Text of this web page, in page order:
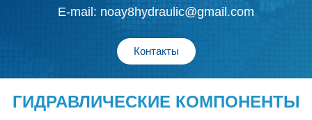
E-mail: noay8hydraulic@gmail.com
Контакты
ГИДРАВЛИЧЕСКИЕ КОМПОНЕНТЫ